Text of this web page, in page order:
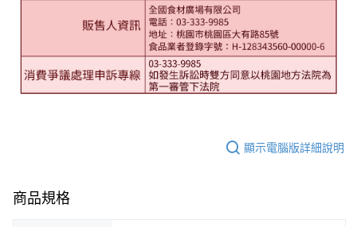
顯示電腦版詳細說明
商品規格